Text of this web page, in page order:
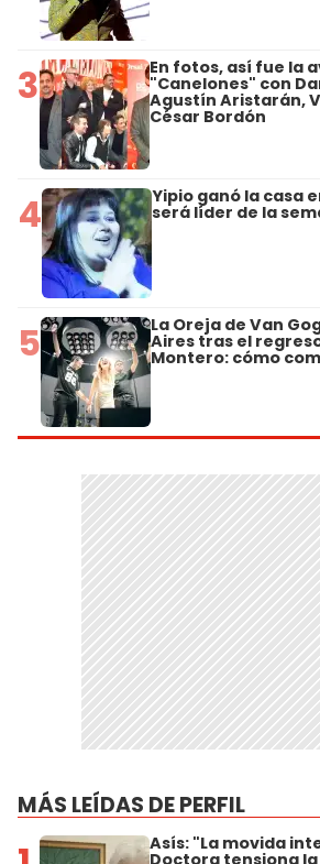
3 En fotos, así fue la
"Canelones" con
Agustín Aristarán,
César Bordón
4 Yipio ganó la casa
será líder de la
5 La Oreja de Van
Aires tras el
Montero: cómo
MÁS LEÍDAS DE PERFIL
Asís: "La movida
Doctora tensiona